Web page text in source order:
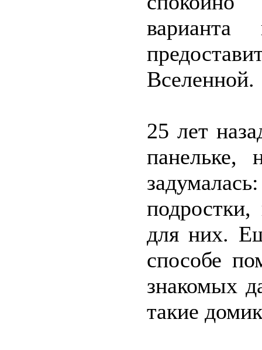
Вселенной.
25 лет
для них.
способе
знакомых
такие